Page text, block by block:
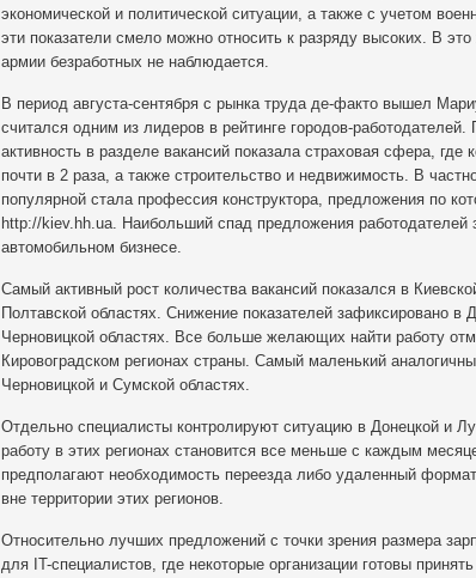
экономической и политической ситуации, а также с учетом
эти показатели смело можно относить к разряду высоких. В
армии безработных не наблюдается.
В период августа-сентября с рынка труда де-факто вышел
считался одним из лидеров в рейтинге городов-
активность в разделе вакансий показала страховая сфера,
почти в 2 раза, а также строительство и недвижимость. В
популярной стала профессия конструктора, предложения по
http://kiev.hh.ua. Наибольший спад предложения работодателей
автомобильном бизнесе.
Самый активный рост количества вакансий показался в
Полтавской областях. Снижение показателей зафиксировано в
Черновицкой областях. Все больше желающих найти работу
Кировоградском регионах страны. Самый маленький
Черновицкой и Сумской областях.
Отдельно специалисты контролируют ситуацию в Донецкой и
работу в этих регионах становится все меньше с каждым
предполагают необходимость переезда либо удаленный
вне территории этих регионов.
Относительно лучших предложений с точки зрения размера
для IT-специалистов, где некоторые организации готовы